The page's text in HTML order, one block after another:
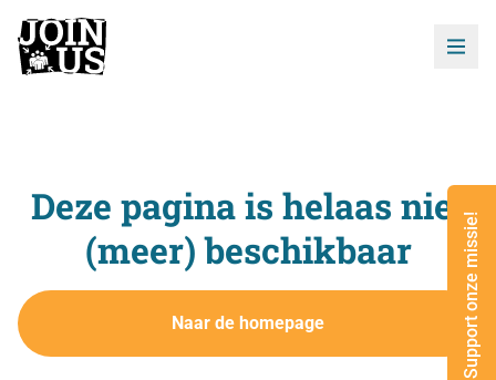
Support onze missie!
Deze pagina is helaas niet
(meer) beschikbaar
Naar de homepage